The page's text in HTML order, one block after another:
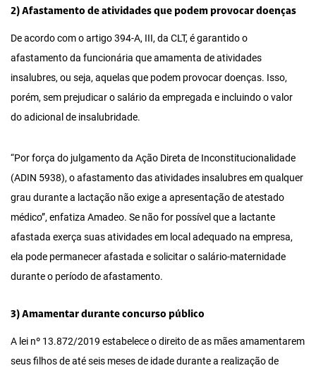
2) Afastamento de atividades que podem provocar doenças
De acordo com o artigo 394-A, III, da CLT, é garantido o
afastamento da funcionária que amamenta de atividades
insalubres, ou seja, aquelas que podem provocar doenças. Isso,
porém, sem prejudicar o salário da empregada e incluindo o valor
do adicional de insalubridade.
“Por força do julgamento da Ação Direta de Inconstitucionalidade
(ADIN 5938), o afastamento das atividades insalubres em qualquer
grau durante a lactação não exige a apresentação de atestado
médico”, enfatiza Amadeo. Se não for possível que a lactante
afastada exerça suas atividades em local adequado na empresa,
ela pode permanecer afastada e solicitar o salário-maternidade
durante o período de afastamento.
3) Amamentar durante concurso público
A lei nº 13.872/2019 estabelece o direito de as mães amamentarem
seus filhos de até seis meses de idade durante a realização de